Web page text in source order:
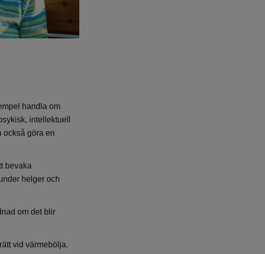
handla om
intellektuell
också göra en
bevaka
helger och
om det blir
vid värmebölja.